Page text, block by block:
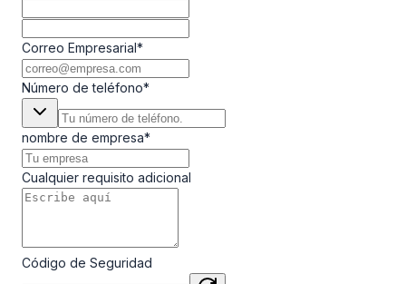
Correo Empresarial*
Número de teléfono*
nombre de empresa*
Cualquier requisito adicional
Código de Seguridad